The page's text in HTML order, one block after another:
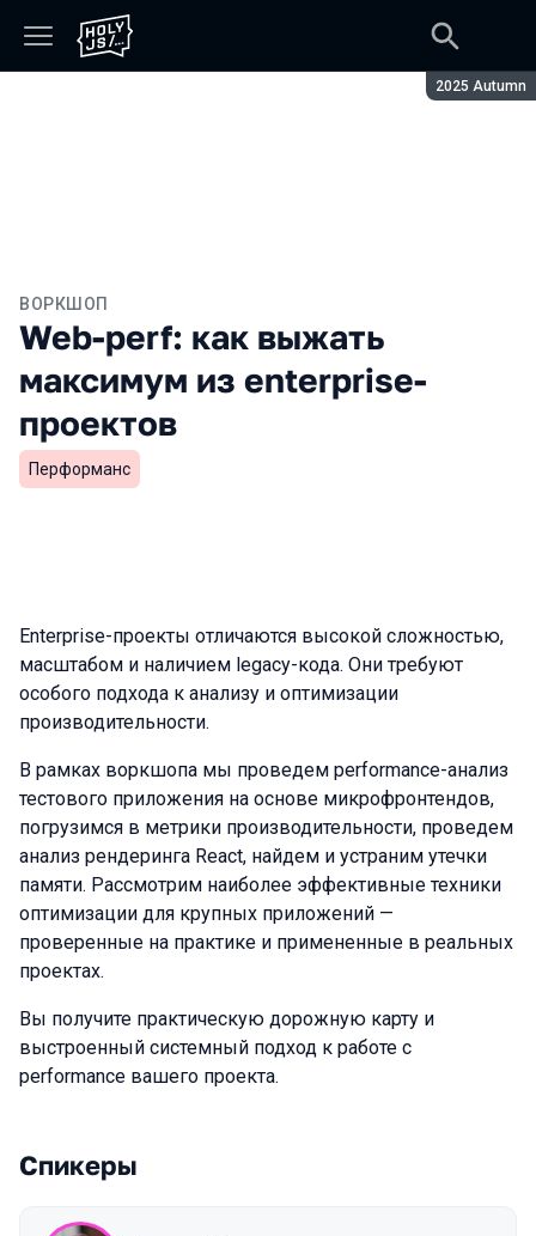
Сезон:
2025 Autumn
ВОРКШОП
Web-perf: как выжать
максимум из enterprise-
проектов
Перформанс
Enterprise-проекты отличаются высокой сложностью,
масштабом и наличием legacy-кода. Они требуют
особого подхода к анализу и оптимизации
производительности.
В рамках воркшопа мы проведем performance-анализ
тестового приложения на основе микрофронтендов,
погрузимся в метрики производительности, проведем
анализ рендеринга React, найдем и устраним утечки
памяти. Рассмотрим наиболее эффективные техники
оптимизации для крупных приложений —
проверенные на практике и примененные в реальных
проектах.
Вы получите практическую дорожную карту и
выстроенный системный подход к работе с
performance вашего проекта.
Спикеры